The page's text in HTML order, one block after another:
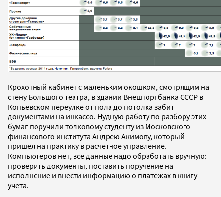
Крохотный кабинет с маленьким окошком, смотрящим на
стену Большого театра, в здании Внешторгбанка СССР в
Копьевском переулке от пола до потолка забит
документами на инкассо. Нудную работу по разбору этих
бумаг поручили толковому студенту из Московского
финансового института Андрею Акимову, который
пришел на практику в расчетное управление.
Компьютеров нет, все данные надо обработать вручную:
проверить документы, поставить поручение на
исполнение и внести информацию о платежах в книгу
учета.